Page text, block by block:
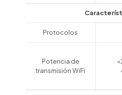
Protocolos
Potencia de
transmisión WiFi